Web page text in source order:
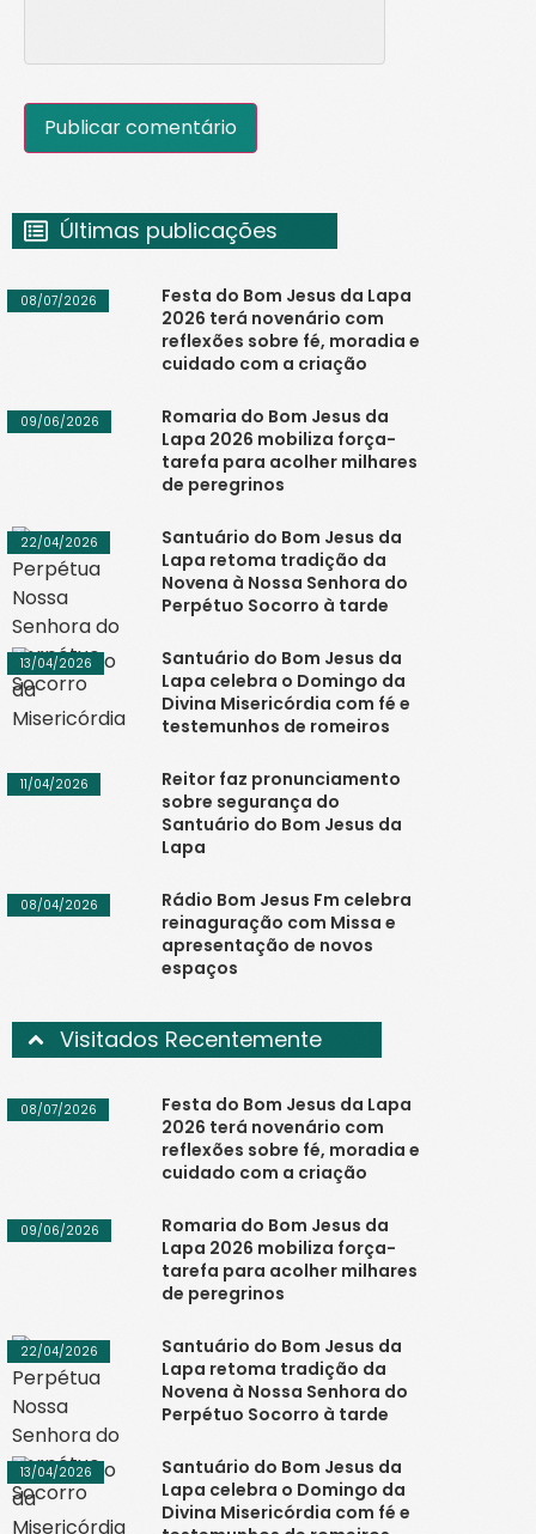
Últimas publicações
Festa do Bom Jesus da Lapa
2026 terá novenário com
reflexões sobre fé, moradia e
cuidado com a criação
08/07/2026
Romaria do Bom Jesus da
Lapa 2026 mobiliza força-
tarefa para acolher milhares
de peregrinos
09/06/2026
Santuário do Bom Jesus da
Lapa retoma tradição da
Novena à Nossa Senhora do
Perpétuo Socorro à tarde
22/04/2026
Santuário do Bom Jesus da
Lapa celebra o Domingo da
Divina Misericórdia com fé e
testemunhos de romeiros
13/04/2026
Reitor faz pronunciamento
sobre segurança do
Santuário do Bom Jesus da
Lapa
11/04/2026
Rádio Bom Jesus Fm celebra
reinaguração com Missa e
apresentação de novos
espaços
08/04/2026
Visitados Recentemente
Festa do Bom Jesus da Lapa
2026 terá novenário com
reflexões sobre fé, moradia e
cuidado com a criação
08/07/2026
Romaria do Bom Jesus da
Lapa 2026 mobiliza força-
tarefa para acolher milhares
de peregrinos
09/06/2026
Santuário do Bom Jesus da
Lapa retoma tradição da
Novena à Nossa Senhora do
Perpétuo Socorro à tarde
22/04/2026
Santuário do Bom Jesus da
Lapa celebra o Domingo da
Divina Misericórdia com fé e
13/04/2026